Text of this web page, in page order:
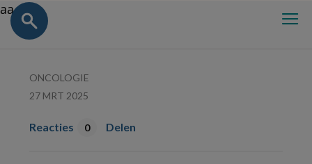
aa
ONCOLOGIE
27 MRT 2025
Reacties 0 Delen